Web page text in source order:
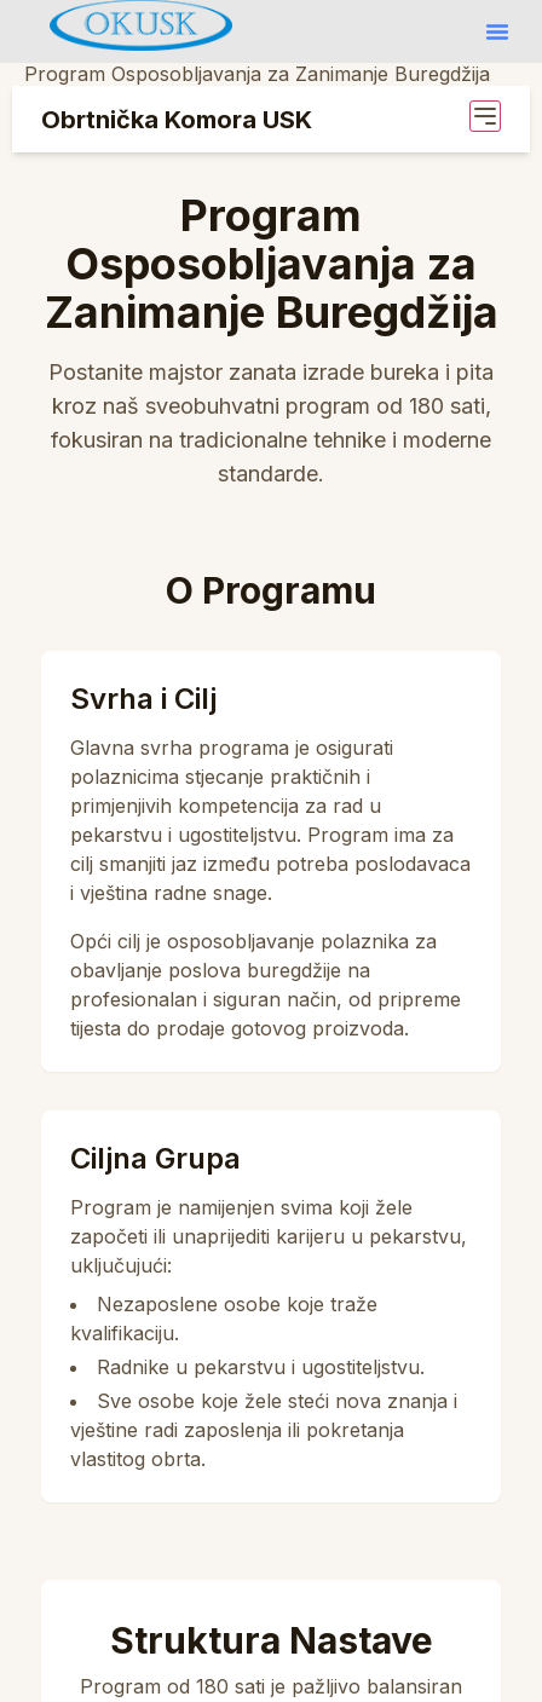
Program Osposobljavanja za Zanimanje Buregdžija
Obrtnička Komora USK
Program
Osposobljavanja za
Zanimanje Buregdžija
Postanite majstor zanata izrade bureka i pita
kroz naš sveobuhvatni program od 180 sati,
fokusiran na tradicionalne tehnike i moderne
standarde.
O Programu
Svrha i Cilj
Glavna svrha programa je osigurati
polaznicima stjecanje praktičnih i
primjenjivih kompetencija za rad u
pekarstvu i ugostiteljstvu. Program ima za
cilj smanjiti jaz između potreba poslodavaca
i vještina radne snage.
Opći cilj je osposobljavanje polaznika za
obavljanje poslova buregdžije na
profesionalan i siguran način, od pripreme
tijesta do prodaje gotovog proizvoda.
Ciljna Grupa
Program je namijenjen svima koji žele
započeti ili unaprijediti karijeru u pekarstvu,
uključujući:
Nezaposlene osobe koje traže
kvalifikaciju.
Radnike u pekarstvu i ugostiteljstvu.
Sve osobe koje žele steći nova znanja i
vještine radi zaposlenja ili pokretanja
vlastitog obrta.
Struktura Nastave
Program od 180 sati je pažljivo balansiran